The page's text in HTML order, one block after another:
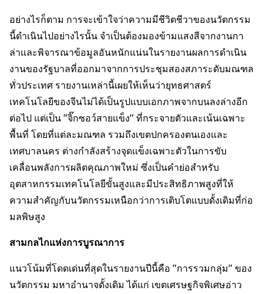
อย่างไรก็ตาม การจะเข้าใจว่าความมีชีวิตชีวาของนวัตกรรม
นี้ดำเนินไปอย่างไรนั้น จำเป็นต้องมองข้ามแสงสีจากงานกา
ล่าและพิจารณาข้อมูลอันหนักแน่นในรายงานผลการดำเนิน
งานของรัฐบาลที่ออกมาจากการประชุมสองสภาระดับมณฑล
ทั่วประเทศ รายงานเหล่านี้เผยให้เห็นว่ายุทธศาสตร์
เทคโนโลยีของจีนไม่ได้เป็นรูปแบบเอกภาพจากบนลงล่างอีก
ต่อไป แต่เป็น "จิ๊กซอว์สายแข็ง" ที่กระจายตัวและเน้นเฉพาะ
พื้นที่ โดยที่แต่ละมณฑล รวมถึงเขตปกครองตนเองและ
เทศบาลนคร ต่างกำลังสร้างจุดแข็งเฉพาะตัวในการขับ
เคลื่อนพลังการผลิตคุณภาพใหม่ ซึ่งเป็นคำย่อสำหรับ
อุตสาหกรรมเทคโนโลยีขั้นสูงและมีประสิทธิภาพสูงที่ให้
ความสำคัญกับนวัตกรรมเหนือกว่าการเติบโตแบบดั้งเดิมที่ก่อ
มลพิษสูง
สามกลไกแห่งการบูรณาการ
แนวโน้มที่โดดเด่นที่สุดในรายงานปีนี้คือ "การรวมกลุ่ม" ของ
นวัตกรรม มหาอำนาจดั้งเดิม ได้แก่ เขตเศรษฐกิจพิเศษอ่าว